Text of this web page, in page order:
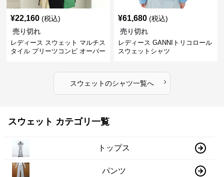
¥22,160 (税込)
売り切れ
レディース スウェット マルチス
タイル プリーツコンビ オーバー
¥61,680 (税込)
売り切れ
レディース GANNIトリコロール
スウェットシャツ
スウェットのシャツ一覧へ ›
スウェット カテゴリ一覧
トップス
パンツ